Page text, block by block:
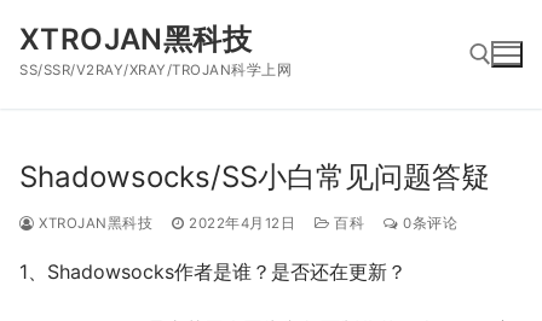
XTROJAN黑科技
SS/SSR/V2RAY/XRAY/TROJAN科学上网
搜索：
Shadowsocks/SS小白常见问题答疑
XTROJAN黑科技 2022年4月12日 百科 0条评论
1、Shadowsocks作者是谁？是否还在更新？